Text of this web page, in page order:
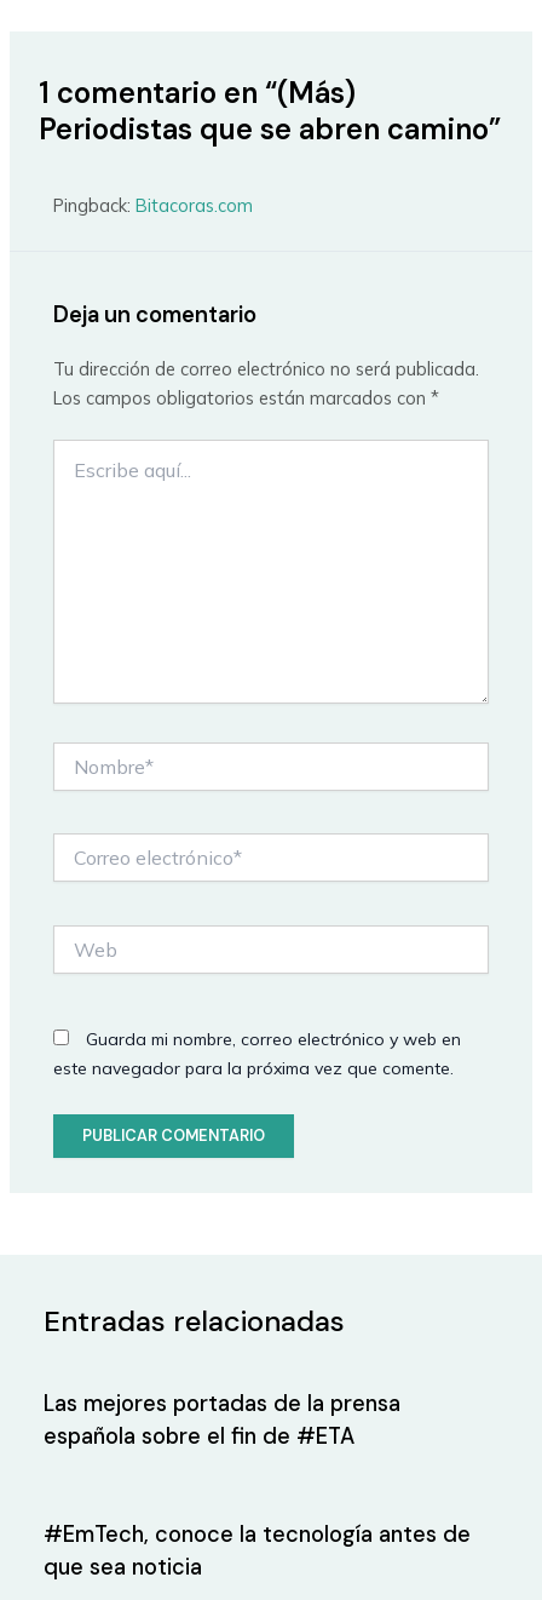
1 comentario en “(Más)
Periodistas que se abren camino”
Pingback:Bitacoras.com
Deja un comentario
Tu dirección de correo electrónico no será publicada.
Los campos obligatorios están marcados con*
aquí...
electrónico*
Guarda mi nombre, correo electrónico y web en
este navegador para la próxima vez que comente.
Entradas relacionadas
Las mejores portadas de la prensa
española sobre el fin de #ETA
#EmTech, conoce la tecnología antes de
que sea noticia